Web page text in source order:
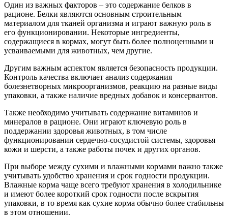
Один из важных факторов – это содержание белков в
рационе. Белки являются основным строительным
материалом для тканей организма и играют важную роль в
его функционировании. Некоторые ингредиенты,
содержащиеся в кормах, могут быть более полноценными и
усваиваемыми для животных, чем другие.
Другим важным аспектом является безопасность продукции.
Контроль качества включает анализ содержания
болезнетворных микроорганизмов, реакцию на разные виды
упаковки, а также наличие вредных добавок и консервантов.
Также необходимо учитывать содержание витаминов и
минералов в рационе. Они играют ключевую роль в
поддержании здоровья животных, в том числе
функционировании сердечно-сосудистой системы, здоровья
кожи и шерсти, а также работы почек и других органов.
При выборе между сухими и влажными кормами важно также
учитывать удобство хранения и срок годности продукции.
Влажные корма чаще всего требуют хранения в холодильнике
и имеют более короткий срок годности после вскрытия
упаковки, в то время как сухие корма обычно более стабильны
в этом отношении.